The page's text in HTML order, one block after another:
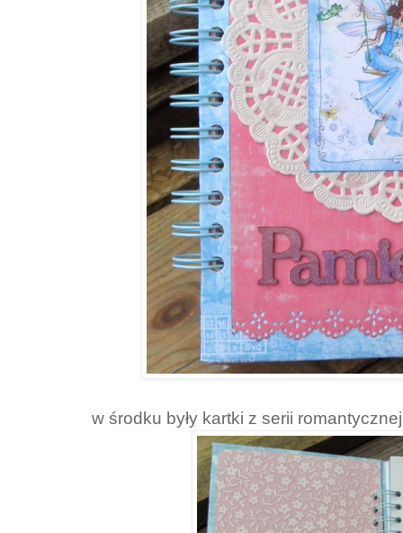
w środku były kartki z serii